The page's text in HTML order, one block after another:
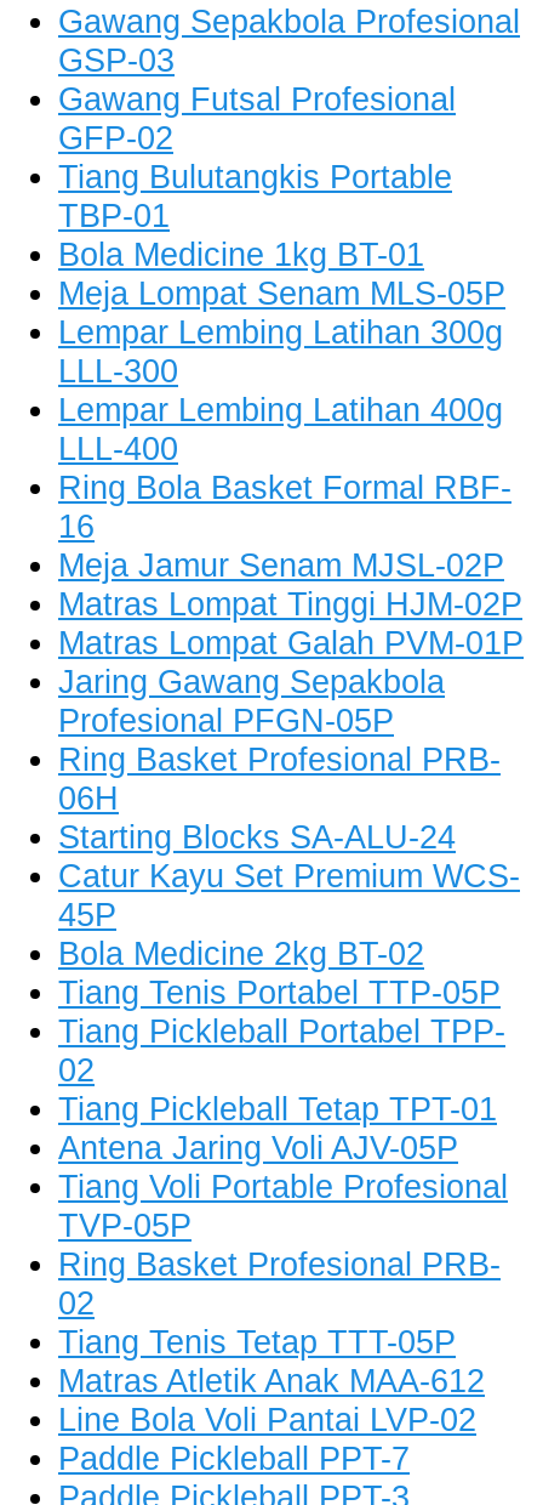
Gawang Sepakbola Profesional
GSP-03
Gawang Futsal Profesional
GFP-02
Tiang Bulutangkis Portable
TBP-01
Bola Medicine 1kg BT-01
Meja Lompat Senam MLS-05P
Lempar Lembing Latihan 300g
LLL-300
Lempar Lembing Latihan 400g
LLL-400
Ring Bola Basket Formal RBF-
16
Meja Jamur Senam MJSL-02P
Matras Lompat Tinggi HJM-02P
Matras Lompat Galah PVM-01P
Jaring Gawang Sepakbola
Profesional PFGN-05P
Ring Basket Profesional PRB-
06H
Starting Blocks SA-ALU-24
Catur Kayu Set Premium WCS-
45P
Bola Medicine 2kg BT-02
Tiang Tenis Portabel TTP-05P
Tiang Pickleball Portabel TPP-
02
Tiang Pickleball Tetap TPT-01
Antena Jaring Voli AJV-05P
Tiang Voli Portable Profesional
TVP-05P
Ring Basket Profesional PRB-
02
Tiang Tenis Tetap TTT-05P
Matras Atletik Anak MAA-612
Line Bola Voli Pantai LVP-02
Paddle Pickleball PPT-7
Paddle Pickleball PPT-3